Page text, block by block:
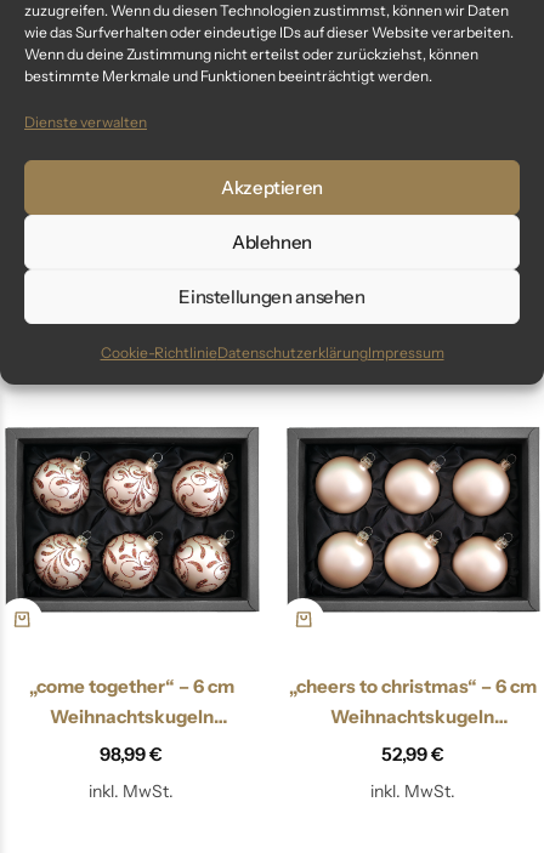
zuzugreifen. Wenn du diesen Technologien zustimmst, können wir Daten
wie das Surfverhalten oder eindeutige IDs auf dieser Website verarbeiten.
Wenn du deine Zustimmung nicht erteilst oder zurückziehst, können
bestimmte Merkmale und Funktionen beeinträchtigt werden.
Dienste verwalten
Akzeptieren
Ablehnen
Einstellungen ansehen
Cookie-RichtlinieDatenschutzerklärungImpressum
„sleeping beauty“ – 6 cm
Weihnachtskugeln rosé gold
inkl. MwSt.
„cotton candy“ – 8 cm
Weihnachtskugeln rosé matt
39,99
inkl. MwSt.
„come together“ – 6 cm
Weihnachtskugeln
champagner gold matt
98,99€
inkl. MwSt.
„cheers to christmas“ – 6 cm
Weihnachtskugeln
champagner gold matt
52,99€
inkl. MwSt.